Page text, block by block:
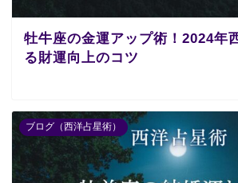
牡牛座の金運アップ術！2024年
る財運向上のコツ
ブログ（西洋占星術）